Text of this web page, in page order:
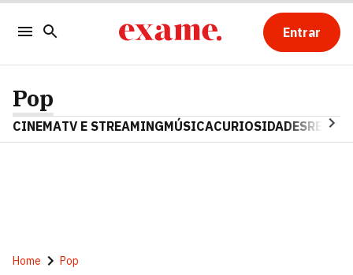
Entrar
Pop
CINEMATV E STREAMINGMÚSICACURIOSIDADES
Home Pop